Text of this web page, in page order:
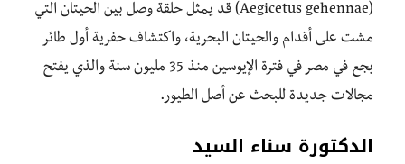
(Aegicetus gehennae) قد يمثل حلقة وصل بين الحيتان التي
مشت على أقدام والحيتان البحرية، واكتشاف حفرية أول طائر
بجع في مصر في فترة الإيوسين منذ 35 مليون سنة والذي يفتح
مجالات جديدة للبحث عن أصل الطيور.
الدكتورة سناء السيد